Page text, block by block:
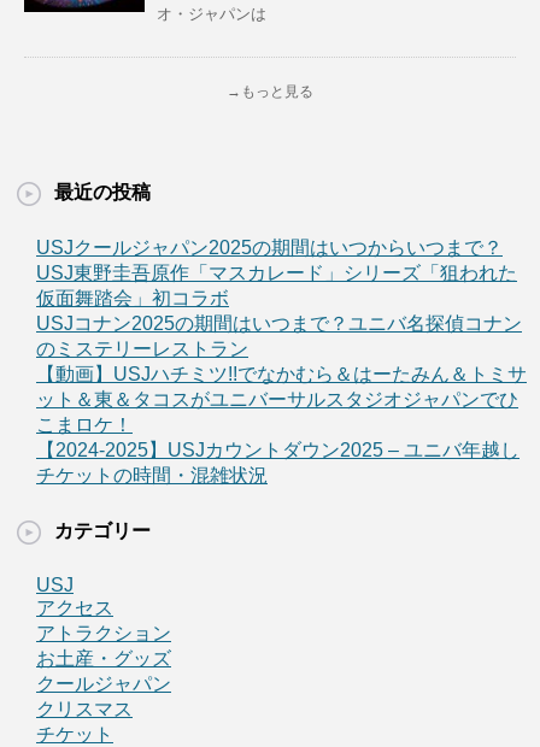
オ・ジャパンは
→もっと見る
最近の投稿
USJクールジャパン2025の期間はいつからいつまで？
USJ東野圭吾原作「マスカレード」シリーズ「狙われた
仮面舞踏会」初コラボ
USJコナン2025の期間はいつまで？ユニバ名探偵コナン
のミステリーレストラン
【動画】USJハチミツ!!でなかむら＆はーたみん＆トミサ
ット＆東＆タコスがユニバーサルスタジオジャパンでひ
こまロケ！
【2024-2025】USJカウントダウン2025 – ユニバ年越し
チケットの時間・混雑状況
カテゴリー
USJ
アクセス
アトラクション
お土産・グッズ
クールジャパン
クリスマス
チケット